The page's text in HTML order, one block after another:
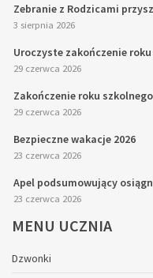
Zebranie z Rodzicami
3 sierpnia 2026
Uroczyste zakończenie
29 czerwca 2026
Zakończenie roku
29 czerwca 2026
Bezpieczne wakacje 2026
23 czerwca 2026
Apel podsumowujący
23 czerwca 2026
MENU UCZNIA
Dzwonki